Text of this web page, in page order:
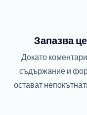
Запазва
Докато
съдържание и
остават